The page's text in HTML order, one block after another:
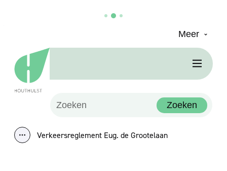
Meer
Houthulst
Waarmee kunnen we jou helpen?
Zoeken
Toon alle broodkruimel items
Verkeersreglement Eug. de Grootelaan